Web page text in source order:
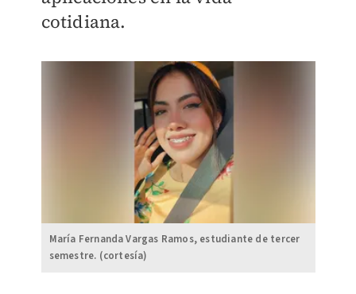
cotidiana.
María Fernanda Vargas Ramos, estudiante de tercer
semestre. (cortesía)